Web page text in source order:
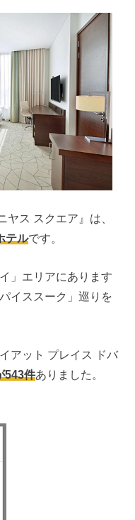
ヤス スクエア』は、
テルです。
」エリアにあります
イススーク」巡りを
アット プレイス ドバ
543件ありました。